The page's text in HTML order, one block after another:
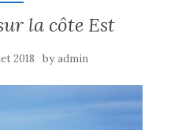
la côte Est
2018 byadmin